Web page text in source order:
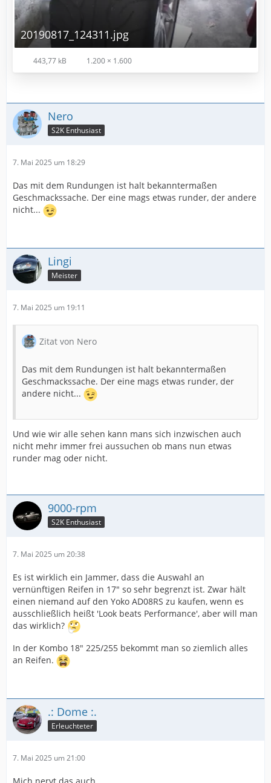
20190817_124311.jpg
443,77 kB 1.200 × 1.600
Nero
S2K Enthusiast
7. Mai 2025 um 18:29
Das mit dem Rundungen ist halt bekanntermaßen
Geschmackssache. Der eine mags etwas runder, der andere
nicht...
Lingi
Meister
7. Mai 2025 um 19:11
Zitat von Nero
Das mit dem Rundungen ist halt bekanntermaßen
Geschmackssache. Der eine mags etwas runder, der
andere nicht...
Und wie wir alle sehen kann mans sich inzwischen auch
nicht mehr immer frei aussuchen ob mans nun etwas
runder mag oder nicht.
9000-rpm
S2K Enthusiast
7. Mai 2025 um 20:38
Es ist wirklich ein Jammer, dass die Auswahl an
vernünftigen Reifen in 17" so sehr begrenzt ist. Zwar hält
einen niemand auf den Yoko AD08RS zu kaufen, wenn es
ausschließlich heißt 'Look beats Performance', aber will man
das wirklich?
In der Kombo 18" 225/255 bekommt man so ziemlich alles
an Reifen.
.: Dome :.
Erleuchteter
7. Mai 2025 um 21:00